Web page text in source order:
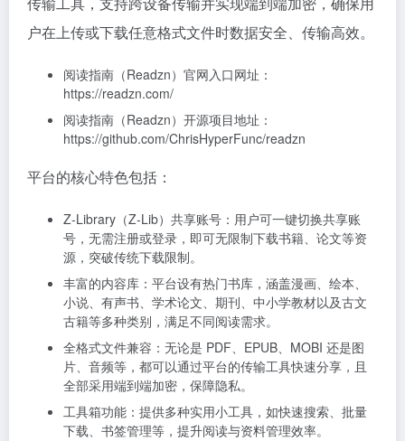
户在上传或下载任意格式文件时数据安全、传输高效。
阅读指南（Readzn）官网入口网址：
https://readzn.com/
阅读指南（Readzn）开源项目地址：
https://github.com/ChrisHyperFunc/readzn
平台的核心特色包括：
Z‑Library（Z‑Lib）共享账号：用户可一键切换共享账
号，无需注册或登录，即可无限制下载书籍、论文等资
源，突破传统下载限制。
丰富的内容库：平台设有热门书库，涵盖漫画、绘本、
小说、有声书、学术论文、期刊、中小学教材以及古文
古籍等多种类别，满足不同阅读需求。
全格式文件兼容：无论是 PDF、EPUB、MOBI 还是图
片、音频等，都可以通过平台的传输工具快速分享，且
全部采用端到端加密，保障隐私。
工具箱功能：提供多种实用小工具，如快速搜索、批量
下载、书签管理等，提升阅读与资料管理效率。